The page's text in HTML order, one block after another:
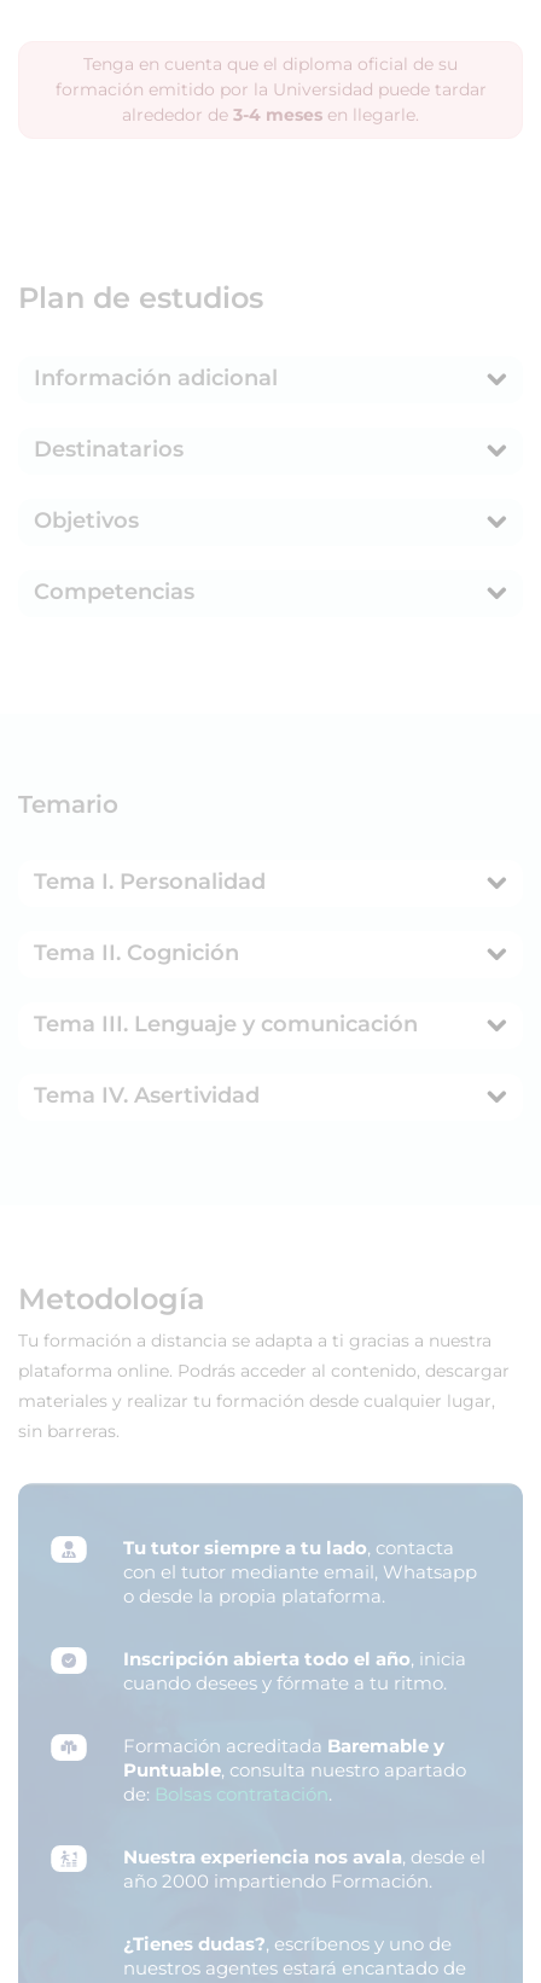
Tenga en cuenta que el diploma oficial de su
formación emitido por la Universidad puede tardar
alrededor de 3-4 meses en llegarle.
Plan de estudios
Información adicional
Destinatarios
Objetivos
Competencias
Temario
Tema I. Personalidad
Tema II. Cognición
Tema III. Lenguaje y comunicación
Tema IV. Asertividad
Metodología
Tu formación a distancia se adapta a ti gracias a nuestra
plataforma online. Podrás acceder al contenido, descargar
materiales y realizar tu formación desde cualquier lugar,
sin barreras.
Tu tutor siempre a tu lado, contacta
con el tutor mediante email, Whatsapp
o desde la propia plataforma.
Inscripción abierta todo el año, inicia
cuando desees y fórmate a tu ritmo.
Formación acreditada Baremable y
Puntuable, consulta nuestro apartado
de: Bolsas contratación.
Nuestra experiencia nos avala, desde el
año 2000 impartiendo Formación.
¿Tienes dudas?, escríbenos y uno de
nuestros agentes estará encantado de